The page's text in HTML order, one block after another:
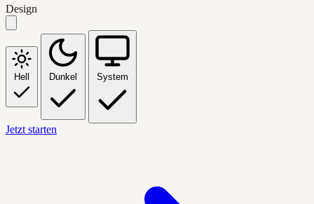
Design
Hell Dunkel System
Jetzt starten